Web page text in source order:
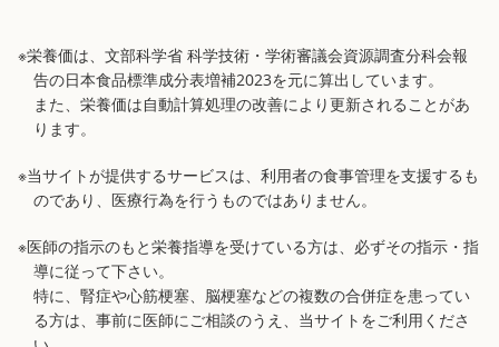
※栄養価は、文部科学省 科学技術・学術審議会資源調査分科会報
告の日本食品標準成分表増補2023を元に算出しています。
また、栄養価は自動計算処理の改善により更新されることがあ
ります。
※当サイトが提供するサービスは、利用者の食事管理を支援するも
のであり、医療行為を行うものではありません。
※医師の指示のもと栄養指導を受けている方は、必ずその指示・指
導に従って下さい。
特に、腎症や心筋梗塞、脳梗塞などの複数の合併症を患ってい
る方は、事前に医師にご相談のうえ、当サイトをご利用くださ